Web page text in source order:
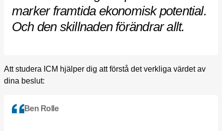
marker framtida ekonomisk potential.
Och den skillnaden förändrar allt.
Att studera ICM hjälper dig att förstå det verkliga värdet av
dina beslut:
Ben Rolle